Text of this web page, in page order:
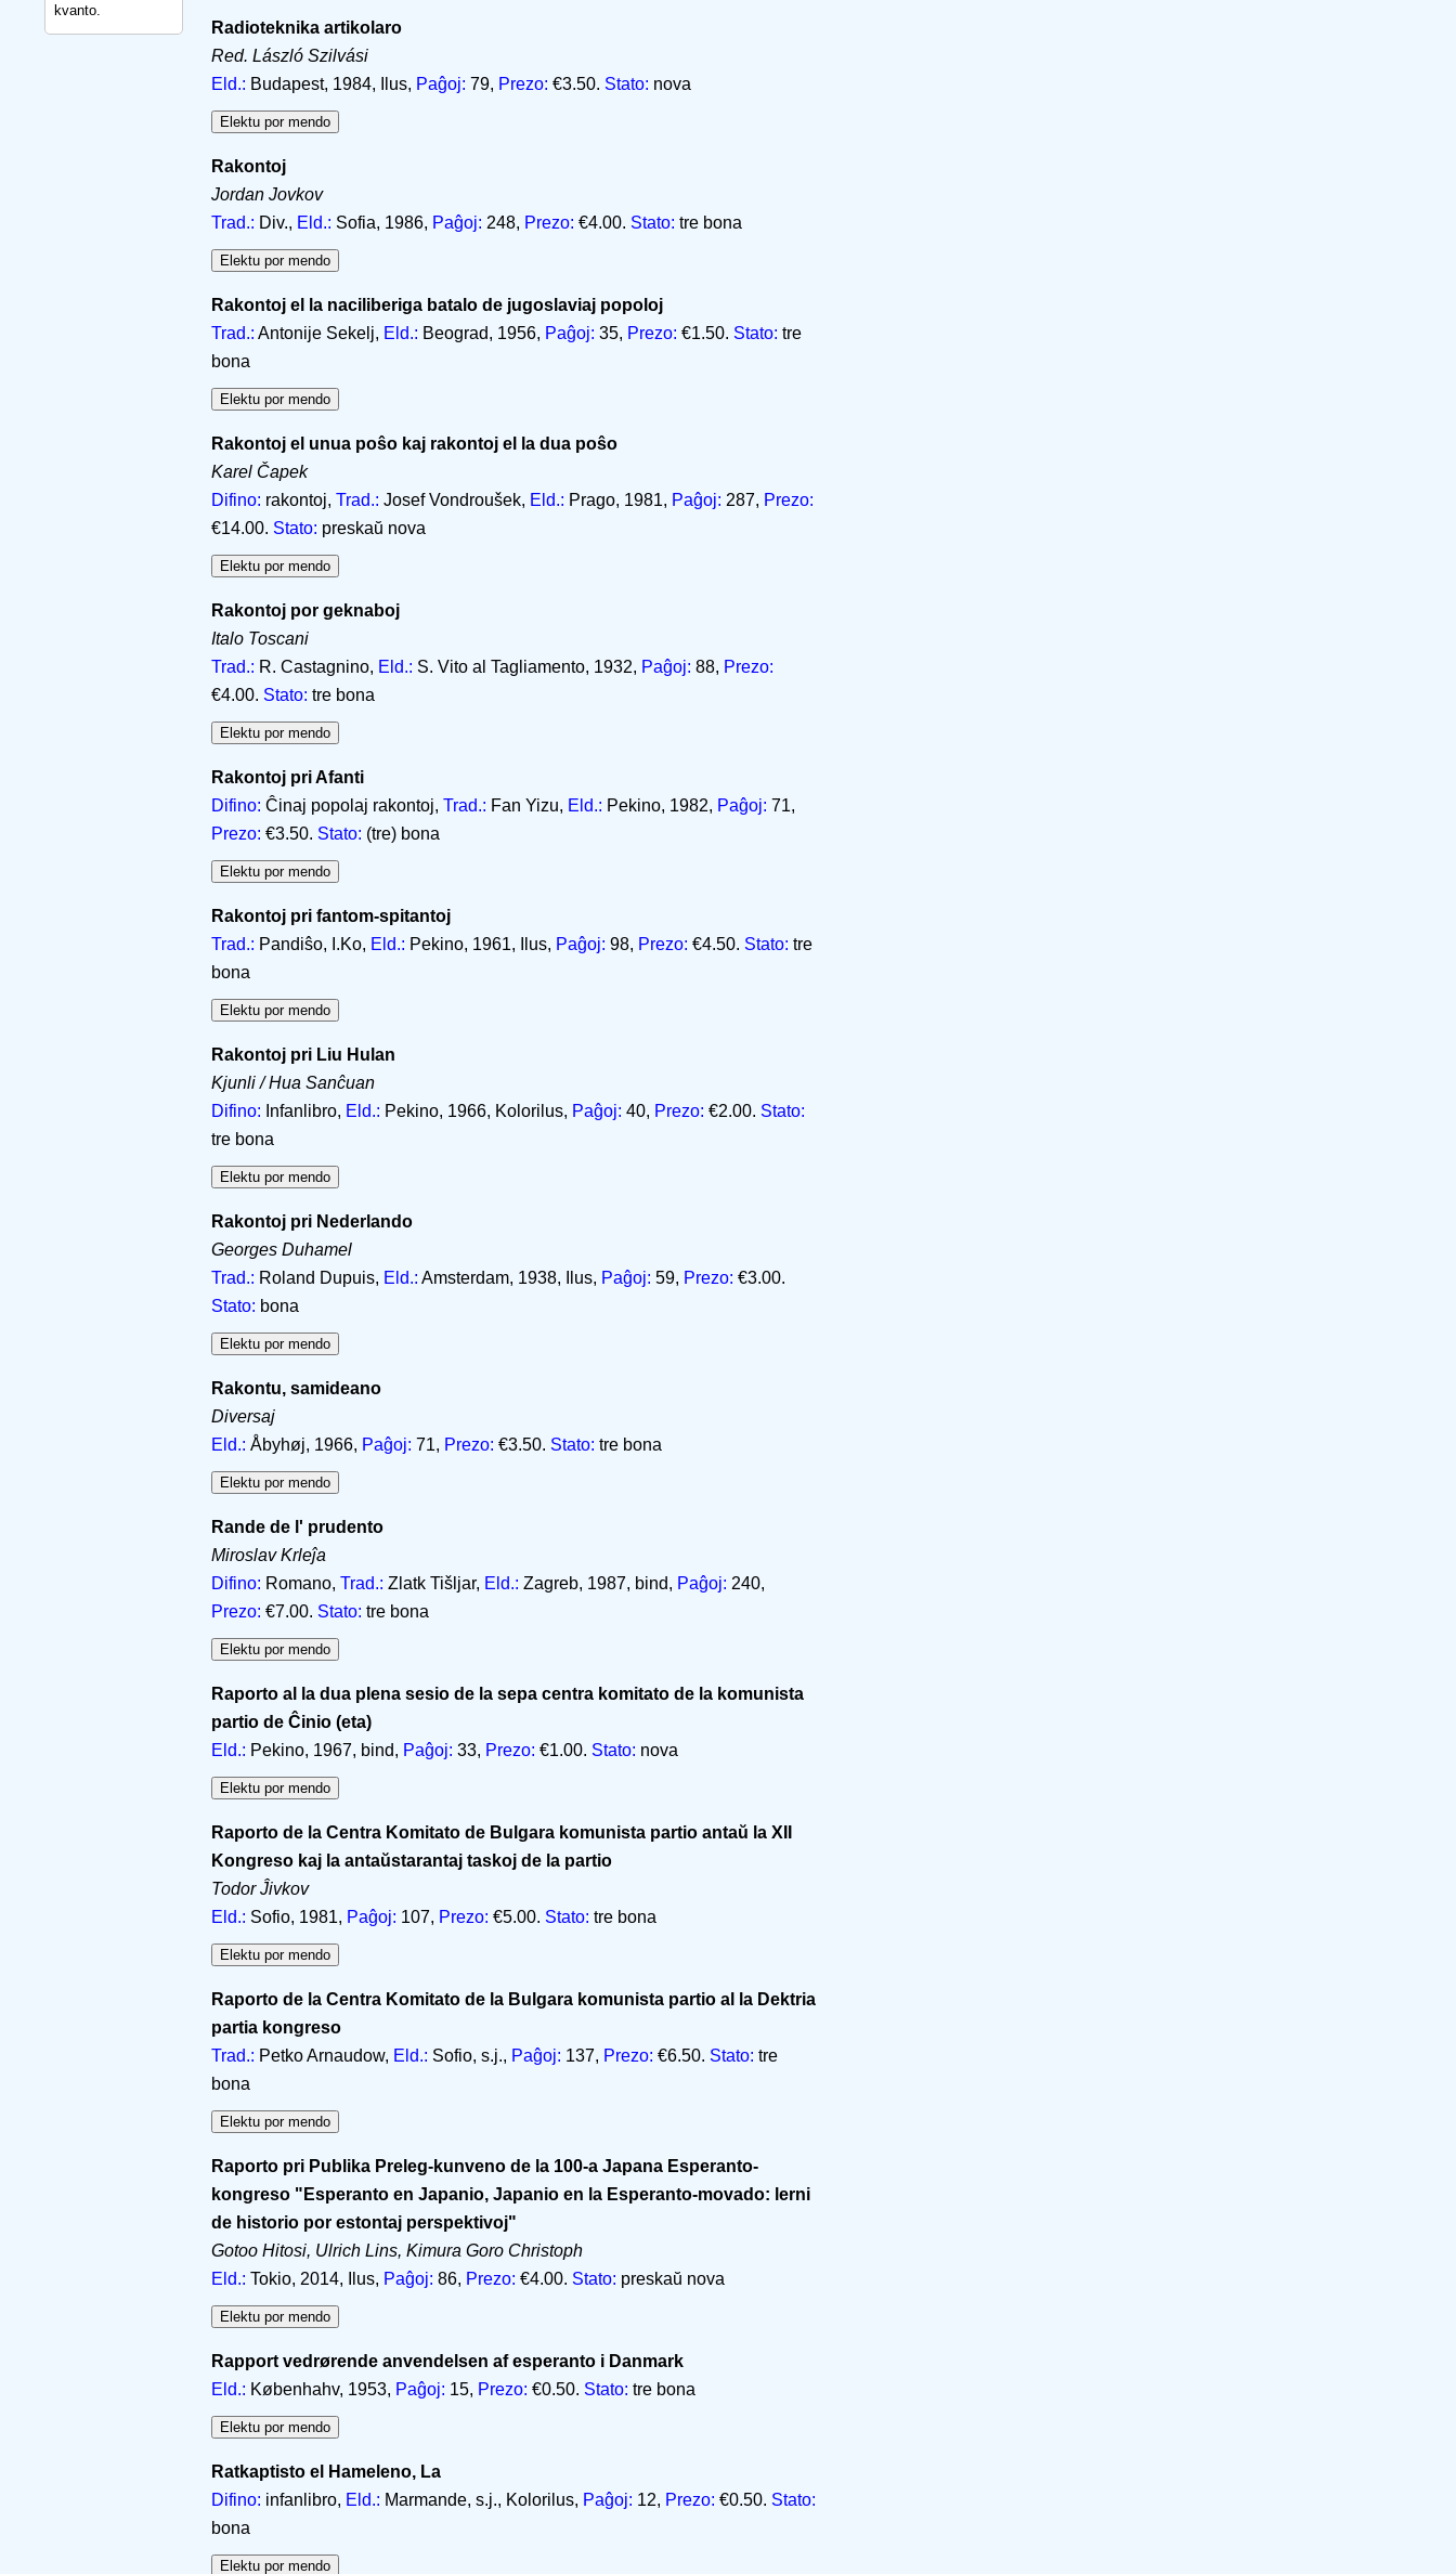
kvanto.
Radioteknika artikolaro
Red. László Szilvási
Eld.: Budapest, 1984, Ilus, Paĝoj: 79, Prezo: €3.50. Stato: nova
Rakontoj
Jordan Jovkov
Trad.: Div., Eld.: Sofia, 1986, Paĝoj: 248, Prezo: €4.00. Stato: tre bona
Rakontoj el la naciliberiga batalo de jugoslaviaj popoloj
Trad.: Antonije Sekelj, Eld.: Beograd, 1956, Paĝoj: 35, Prezo: €1.50. Stato: tre
bona
Rakontoj el unua poŝo kaj rakontoj el la dua poŝo
Karel Čapek
Difino: rakontoj, Trad.: Josef Vondroušek, Eld.: Prago, 1981, Paĝoj: 287, Prezo:
€14.00. Stato: preskaŭ nova
Rakontoj por geknaboj
Italo Toscani
Trad.: R. Castagnino, Eld.: S. Vito al Tagliamento, 1932, Paĝoj: 88, Prezo:
€4.00. Stato: tre bona
Rakontoj pri Afanti
Difino: Ĉinaj popolaj rakontoj, Trad.: Fan Yizu, Eld.: Pekino, 1982, Paĝoj: 71,
Prezo: €3.50. Stato: (tre) bona
Rakontoj pri fantom-spitantoj
Trad.: Pandiŝo, I.Ko, Eld.: Pekino, 1961, Ilus, Paĝoj: 98, Prezo: €4.50. Stato: tre
bona
Rakontoj pri Liu Hulan
Kjunli / Hua Sanĉuan
Difino: Infanlibro, Eld.: Pekino, 1966, Kolorilus, Paĝoj: 40, Prezo: €2.00. Stato:
tre bona
Rakontoj pri Nederlando
Georges Duhamel
Trad.: Roland Dupuis, Eld.: Amsterdam, 1938, Ilus, Paĝoj: 59, Prezo: €3.00.
Stato: bona
Rakontu, samideano
Diversaj
Eld.: Åbyhøj, 1966, Paĝoj: 71, Prezo: €3.50. Stato: tre bona
Rande de l' prudento
Miroslav Krleĵa
Difino: Romano, Trad.: Zlatk Tišljar, Eld.: Zagreb, 1987, bind, Paĝoj: 240,
Prezo: €7.00. Stato: tre bona
Raporto al la dua plena sesio de la sepa centra komitato de la komunista
partio de Ĉinio (eta)
Eld.: Pekino, 1967, bind, Paĝoj: 33, Prezo: €1.00. Stato: nova
Raporto de la Centra Komitato de Bulgara komunista partio antaŭ la XII
Kongreso kaj la antaŭstarantaj taskoj de la partio
Todor Ĵivkov
Eld.: Sofio, 1981, Paĝoj: 107, Prezo: €5.00. Stato: tre bona
Raporto de la Centra Komitato de la Bulgara komunista partio al la Dektria
partia kongreso
Trad.: Petko Arnaudow, Eld.: Sofio, s.j., Paĝoj: 137, Prezo: €6.50. Stato: tre
bona
Raporto pri Publika Preleg-kunveno de la 100-a Japana Esperanto-
kongreso "Esperanto en Japanio, Japanio en la Esperanto-movado: lerni
de historio por estontaj perspektivoj"
Gotoo Hitosi, Ulrich Lins, Kimura Goro Christoph
Eld.: Tokio, 2014, Ilus, Paĝoj: 86, Prezo: €4.00. Stato: preskaŭ nova
Rapport vedrørende anvendelsen af esperanto i Danmark
Eld.: Københahv, 1953, Paĝoj: 15, Prezo: €0.50. Stato: tre bona
Ratkaptisto el Hameleno, La
Difino: infanlibro, Eld.: Marmande, s.j., Kolorilus, Paĝoj: 12, Prezo: €0.50. Stato:
bona